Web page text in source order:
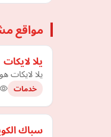
مواقع
يلا لايكات
يلا لايكات
خدمات
سباك